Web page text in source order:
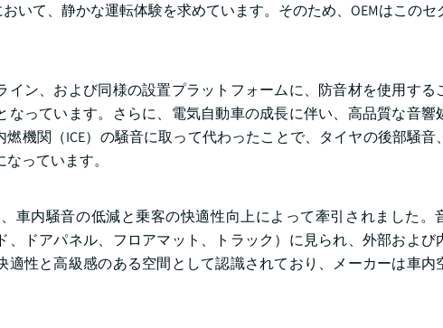
いて、静かな運転体験を求めています。そのため、OEMはこのセ
ン、および同様の設置プラットフォームに、防音材を使用する
っています。さらに、電気自動車の成長に伴い、高品質な音響
機関（ICE）の騒音に取って代わったことで、タイヤの後部騒音
っています。
車内騒音の低減と乗客の快適性向上によって牽引されました。
ドアパネル、フロアマット、トラック）に見られ、外部および
性と高級感のある空間として認識されており、メーカーは車内